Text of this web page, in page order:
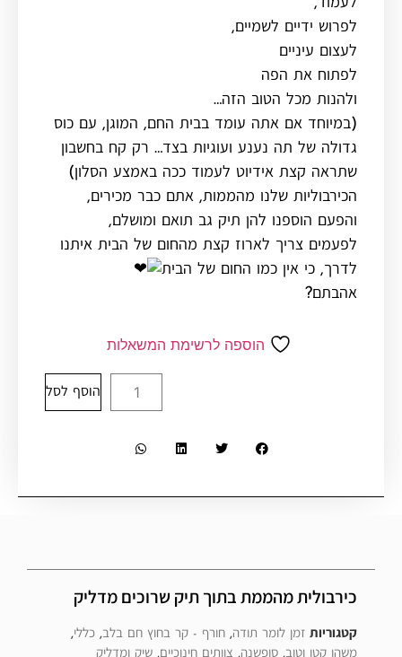
לפרוש ידיים לשמיים,
לעצום עיניים
לפתוח את הפה
ולהנות מכל הטוב הזה…
(במיוחד אם אתה עומד בבית החם, המוגן, עם כוס
גדולה של תה נענע ועוגיות בצד… רק קח בחשבון
שתראה קצת אידיוט לעמוד ככה באמצע הסלון)
הכירבוליות שלנו מהממות, אתם כבר מכירים,
והפעם הוספנו להן תיק גב תואם ומושלם,
לפעמים צריך לארוז קצת מהחום של הבית איתנו
לדרך, כי אין כמו החום של הבית
אהבתם?
הוספה לרשימת המשאלות
הוסף לסל
כירבולית מהממת בתוך תיק שרוכים מדליק
קטגוריות זמן לומר תודה, חורף - קר בחוץ חם בלב, כללי,
משהו קטן וטוב, סופשנה, צוותים חינוכיים, שיק ומדליק